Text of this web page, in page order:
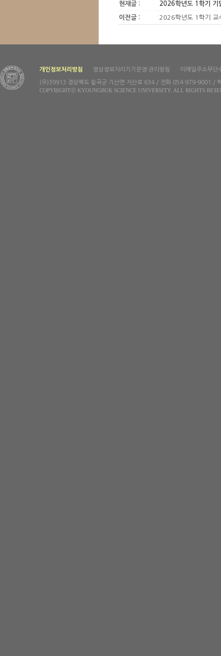
현재글 : 2026학년도 1학기 기
이전글 : 2026학년도 1학기 교
개인정보처리방침 영상정보처리기기운영·관리방침 이메일주소무단
(우)39913 경상북도 칠곡군 기산면 지산로 634 / 전화 054-979-9001 /
COPYRIGHTⓒ KYOUNGBUK SCIENCE UNIVERSITY. ALL RIGHTS